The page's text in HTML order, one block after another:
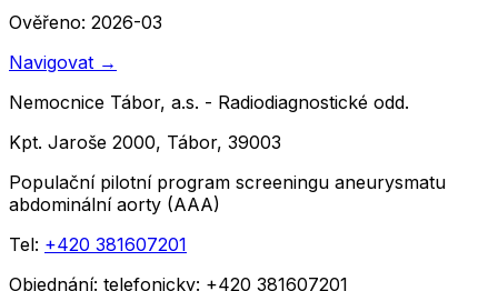
Ověřeno: 2026-03
Navigovat →
Nemocnice Tábor, a.s. - Radiodiagnostické odd.
Kpt. Jaroše 2000, Tábor, 39003
Populační pilotní program screeningu aneurysmatu
abdominální aorty (AAA)
Tel: +420 381607201
Objednání: telefonicky: +420 381607201